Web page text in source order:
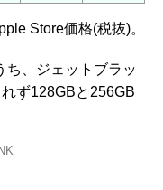
Store価格(税抜)。
ち、ジェットブラッ
ず128GBと256GB